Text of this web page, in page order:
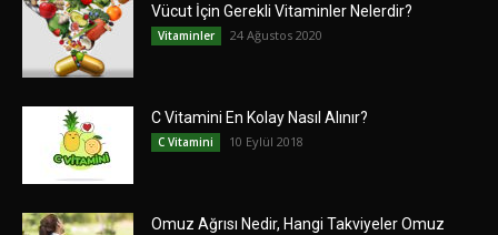
Vücut İçin Gerekli Vitaminler Nelerdir?
Vitaminler 24 Ağustos 2020
C Vitamini En Kolay Nasıl Alınır?
C Vitamini 10 Eylül 2018
Omuz Ağrısı Nedir, Hangi Takviyeler Omuz